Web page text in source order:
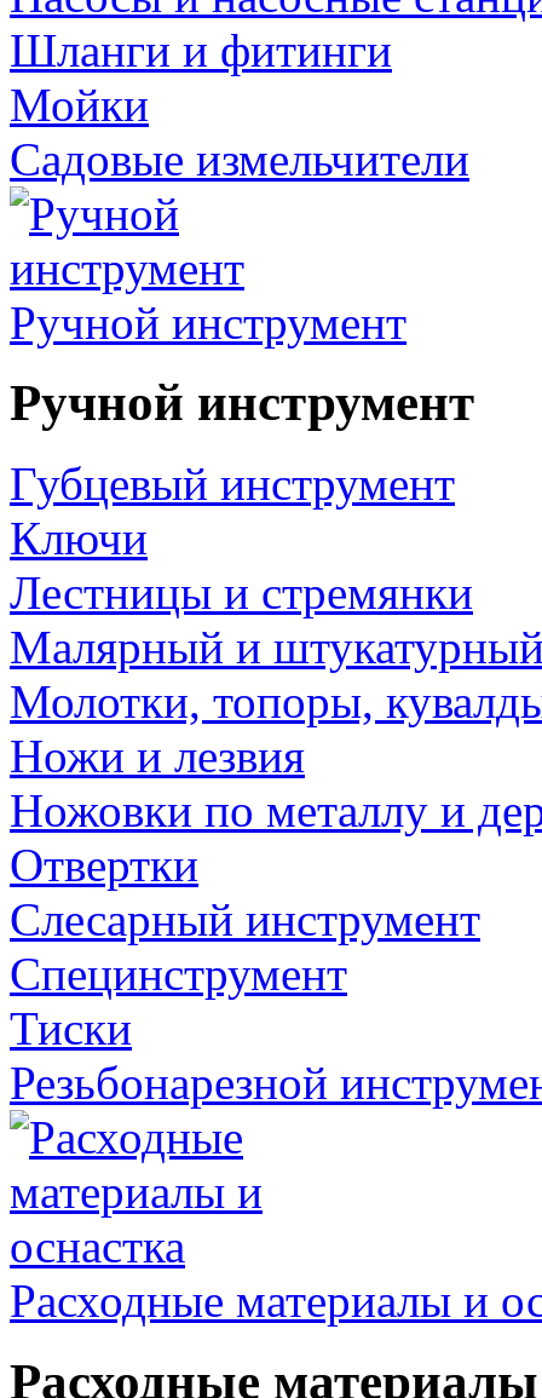
Шланги и фитинги
Мойки
Садовые измельчители
Ручной инструмент
Ручной инструмент
Губцевый инструмент
Ключи
Лестницы и стремянки
Малярный и
Молотки, топоры,
Ножи и лезвия
Ножовки по металлу и
Отвертки
Слесарный инструмент
Специнструмент
Тиски
Резьбонарезной
Расходные материалы и
Расходные